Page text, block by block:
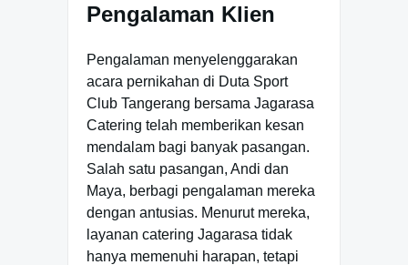
Pengalaman Klien
Pengalaman menyelenggarakan
acara pernikahan di Duta Sport
Club Tangerang bersama Jagarasa
Catering telah memberikan kesan
mendalam bagi banyak pasangan.
Salah satu pasangan, Andi dan
Maya, berbagi pengalaman mereka
dengan antusias. Menurut mereka,
layanan catering Jagarasa tidak
hanya memenuhi harapan, tetapi